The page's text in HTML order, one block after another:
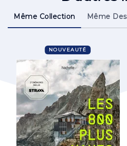
Même Collection Même
NOUVEAUTÉ